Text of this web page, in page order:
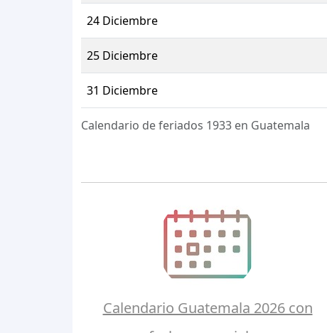
Calendario de feriados 1933 en Guatemala
24 Diciembre
25 Diciembre
31 Diciembre
Calendario Guatemala 2026 con